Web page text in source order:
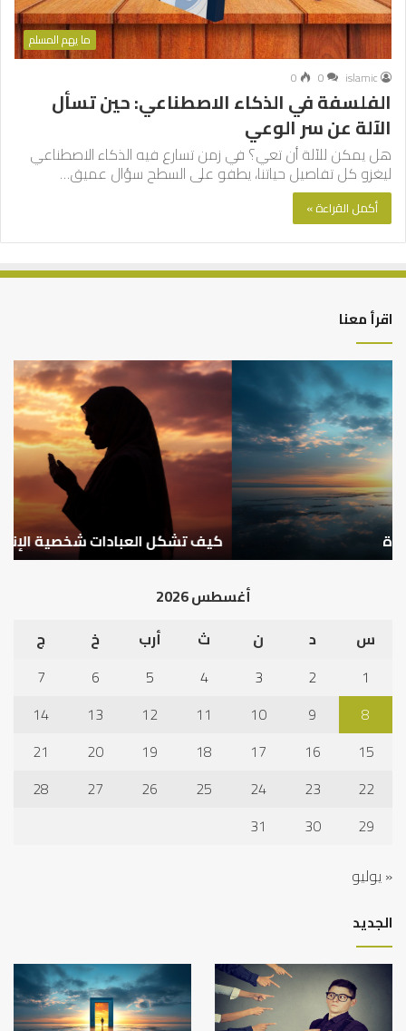
ما يهم المسلم
islamic
0
0
الفلسفة في الذكاء الاصطناعي: حين تسأل
الآلة عن سر الوعي
هل يمكن للآلة أن تعي؟ في زمن تسارع فيه الذكاء الاصطناعي
ليغزو كل تفاصيل حياتنا، يطفو على السطح سؤال عميق…
أكمل القراءة »
اقرأ معنا
كيف
تشكل
العبادات
شخصية
الإنسان؟
كيف تشكل العبادات شخصية الإنسان؟
أغسطس 2026
س
د ن ث أرب خ
ج
1
2
3
4
5
6
7
8
9
10
11
12
13
14
15
16
17
18
19
20
21
22
23
24
25
26
27
28
29
30
31
« يوليو
الجديد